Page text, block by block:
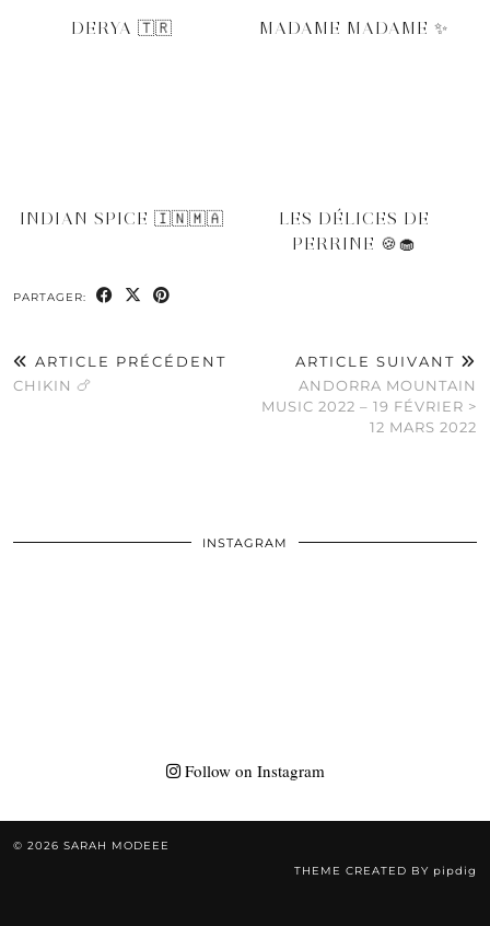
DERYA 🇹🇷 MADAME MADAME ✨
INDIAN SPICE 🇮🇳🇲🇦
LES DÉLICES DE
PERRINE 🍪🧁
PARTAGER:
ARTICLE PRÉCÉDENT
CHIKIN 🍗
ARTICLE SUIVANT
ANDORRA MOUNTAIN
MUSIC 2022 – 19 FÉVRIER >
12 MARS 2022
INSTAGRAM
Follow on Instagram
© 2026 SARAH MODEEE
THEME CREATED BY pipdig